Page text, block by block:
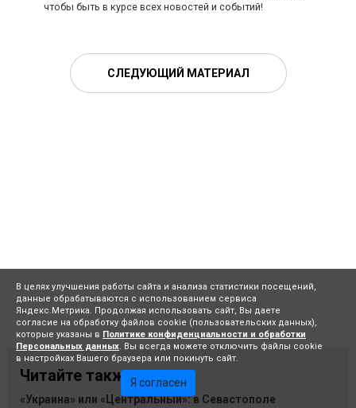
чтобы быть в курсе всех новостей и событий!
СЛЕДУЮЩИЙ МАТЕРИАЛ
Читайте также:
«Украина» или «Центральный»: в Севастополе
В целях улучшения работы сайта и анализа статистики посещений,
данные обрабатываются с использованием сервиса
Яндекс.Метрика. Продолжая использовать сайт, Вы даете
согласие на обработку файлов cookie (пользовательских данных),
которые указаны в Политике конфиденциальности и обработки
Персональных данных . Вы всегда можете отключить файлы cookie
в настройках Вашего браузера или покинуть сайт.
Я согласен